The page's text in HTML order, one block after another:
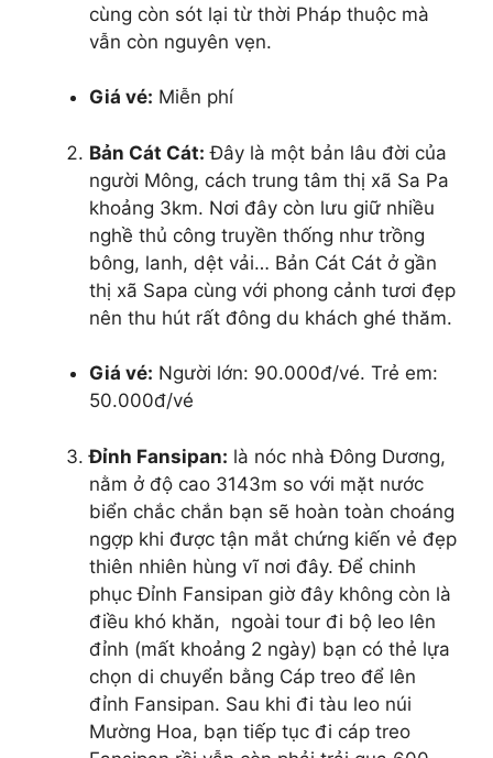
cùng còn sót lại từ thời Pháp thuộc mà
vẫn còn nguyên vẹn.
Giá vé: Miễn phí
Bản Cát Cát: Đây là một bản lâu đời của
người Mông, cách trung tâm thị xã Sa Pa
khoảng 3km. Nơi đây còn lưu giữ nhiều
nghề thủ công truyền thống như trồng
bông, lanh, dệt vải… Bản Cát Cát ở gần
thị xã Sapa cùng với phong cảnh tươi đẹp
nên thu hút rất đông du khách ghé thăm.
Giá vé: Người lớn: 90.000đ/vé. Trẻ em:
50.000đ/vé
Đỉnh Fansipan: là nóc nhà Đông Dương,
nằm ở độ cao 3143m so với mặt nước
biển chắc chắn bạn sẽ hoàn toàn choáng
ngợp khi được tận mắt chứng kiến vẻ đẹp
thiên nhiên hùng vĩ nơi đây. Để chinh
phục Đỉnh Fansipan giờ đây không còn là
điều khó khăn, ngoài tour đi bộ leo lên
đỉnh (mất khoảng 2 ngày) bạn có thẻ lựa
chọn di chuyển bằng Cáp treo để lên
đỉnh Fansipan. Sau khi đi tàu leo núi
Mường Hoa, bạn tiếp tục đi cáp treo